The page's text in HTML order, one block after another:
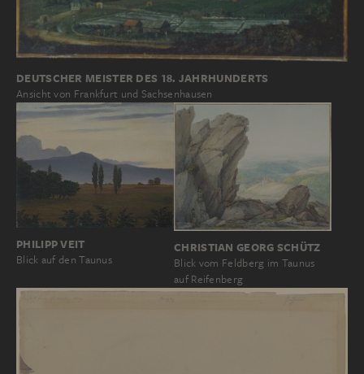
DEUTSCHER MEISTER DES 18. JAHRHUNDERTS
Ansicht von Frankfurt und Sachsenhausen
PHILIPP VEIT
Blick auf den Taunus
CHRISTIAN GEORG SCHÜTZ
Blick vom Feldberg im Taunus
auf Reifenberg